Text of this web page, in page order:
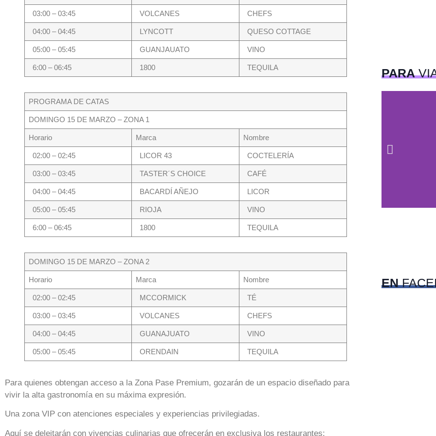
03:00 – 03:45 VOLCANES CHEFS
04:00 – 04:45 LYNCOTT QUESO COTTAGE
05:00 – 05:45 GUANJAUATO VINO
6:00 – 06:45 1800 TEQUILA
PROGRAMA DE CATAS
DOMINGO 15 DE MARZO – ZONA 1
Horario Marca Nombre
02:00 – 02:45 LICOR 43 COCTELERÍA
03:00 – 03:45 TASTER´S CHOICE CAFÉ
04:00 – 04:45 BACARDÍ AÑEJO LICOR
05:00 – 05:45 RIOJA VINO
6:00 – 06:45 1800 TEQUILA
DOMINGO 15 DE MARZO – ZONA 2
Horario Marca Nombre
02:00 – 02:45 MCCORMICK TÉ
03:00 – 03:45 VOLCANES CHEFS
04:00 – 04:45 GUANAJUATO VINO
05:00 – 05:45 ORENDAIN TEQUILA
Para quienes obtengan acceso a la Zona Pase Premium, gozarán de un espacio diseñado para
vivir la alta gastronomía en su máxima expresión.
Una zona VIP con atenciones especiales y experiencias privilegiadas.
Aquí se deleitarán con vivencias culinarias que ofrecerán en exclusiva los restaurantes:
PARA
EN